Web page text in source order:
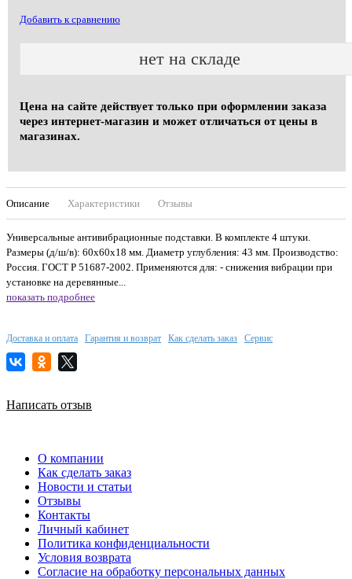
Добавить к сравнению
нет на складе
Цена на сайте действует только при оформлении заказа
через интернет-магазин и может отличаться от цены в
магазинах.
Описание Характеристики Отзывы
Универсальные антивибрационные подставки. В комплекте 4 штуки.
Размеры (д/ш/в): 60х60х18 мм. Диаметр углубления: 43 мм. Производство:
Россия. ГОСТ Р 51687-2002. Применяются для: - снижения вибрации при
установке на деревянные...
показать подробнее
Доставка и оплата Гарантия и возврат Как сделать заказ Сервис
Написать отзыв
О компании
Как сделать заказ
Новости и статьи
Отзывы
Контакты
Личный кабинет
Политика конфиденциальности
Условия возврата
Согласие на обработку персональных данных